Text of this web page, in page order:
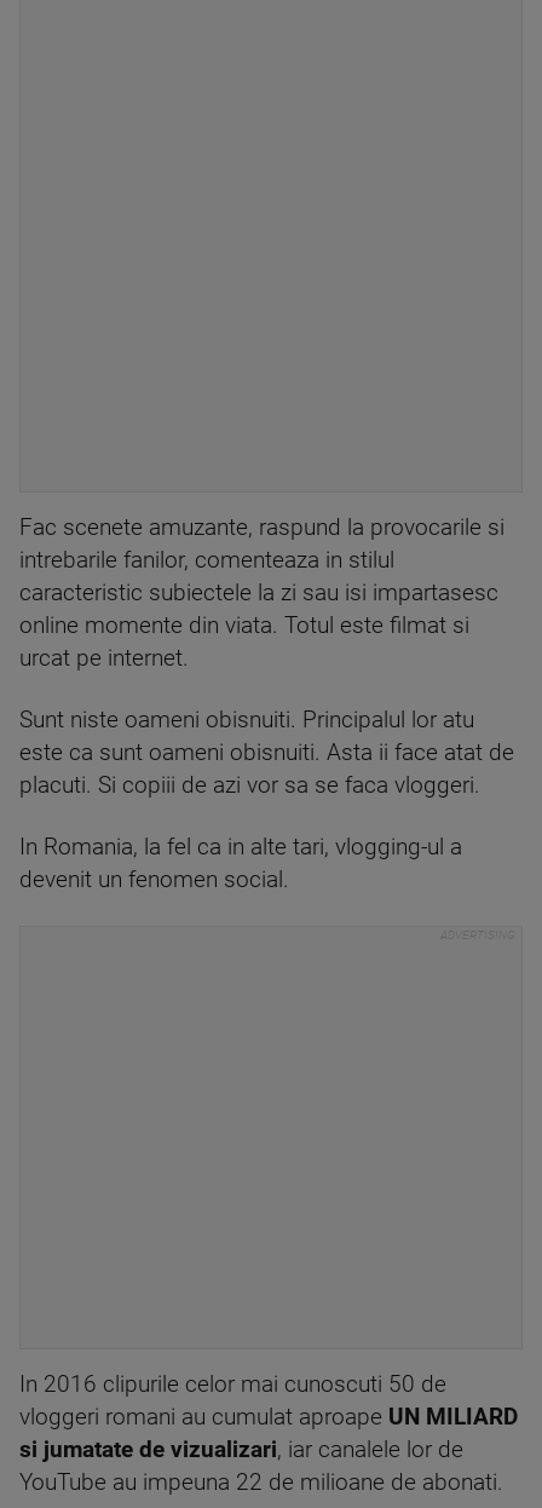
Fac scenete amuzante, raspund la provocarile si
intrebarile fanilor, comenteaza in stilul
caracteristic subiectele la zi sau isi impartasesc
online momente din viata. Totul este filmat si
urcat pe internet.
Sunt niste oameni obisnuiti. Principalul lor atu
este ca sunt oameni obisnuiti. Asta ii face atat de
placuti. Si copiii de azi vor sa se faca vloggeri.
In Romania, la fel ca in alte tari, vlogging-ul a
devenit un fenomen social.
In 2016 clipurile celor mai cunoscuti 50 de
vloggeri romani au cumulat aproape UN MILIARD
si jumatate de vizualizari, iar canalele lor de
YouTube au impeuna 22 de milioane de abonati.